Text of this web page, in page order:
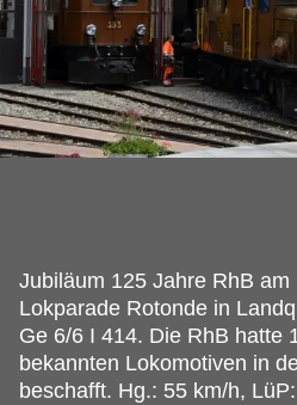
Jubiläum 125 Jahre RhB am
Lokparade Rotonde in
Ge 6/6 I 414. Die RhB hatte
bekannten Lokomotiven in
beschafft. Hg.: 55 km/h,